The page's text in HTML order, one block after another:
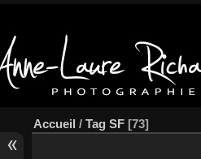
Accueil / Tag SF 73